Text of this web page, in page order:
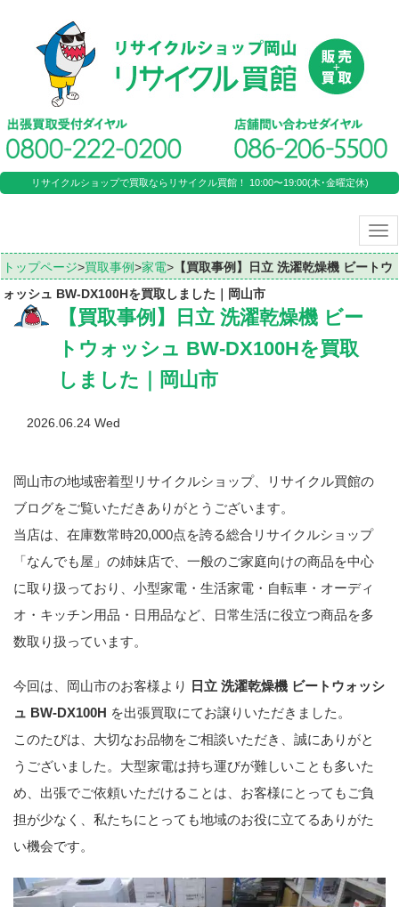
リサイクルショップで買取ならリサイクル買館！ 10:00〜19:00(木･金曜定休)
トップページ>買取事例>家電> 【買取事例】日立 洗濯乾燥機 ビートウ
ォッシュ BW-DX100Hを買取しました｜岡山市
【買取事例】日立 洗濯乾燥機 ビー
トウォッシュ BW-DX100Hを買取
しました｜岡山市
2026.06.24 Wed
岡山市の地域密着型リサイクルショップ、リサイクル買館の
ブログをご覧いただきありがとうございます。
当店は、在庫数常時20,000点を誇る総合リサイクルショップ
「なんでも屋」の姉妹店で、一般のご家庭向けの商品を中心
に取り扱っており、小型家電・生活家電・自転車・オーディ
オ・キッチン用品・日用品など、日常生活に役立つ商品を多
数取り扱っています。
今回は、岡山市のお客様より
日立 洗濯乾燥機 ビートウォッシ
ュ BW-DX100H を出張買取にてお譲りいただきました。
このたびは、大切なお品物をご相談いただき、誠にありがと
うございました。大型家電は持ち運びが難しいことも多いた
め、出張でご依頼いただけることは、お客様にとってもご負
担が少なく、私たちにとっても地域のお役に立てるありがた
い機会です。